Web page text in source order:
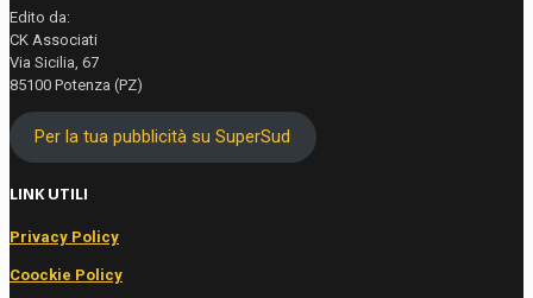
Edito da:
CK Associati
Via Sicilia, 67
85100 Potenza (PZ)
Per la tua pubblicità su SuperSud
LINK UTILI
Privacy Policy
Coockie Policy